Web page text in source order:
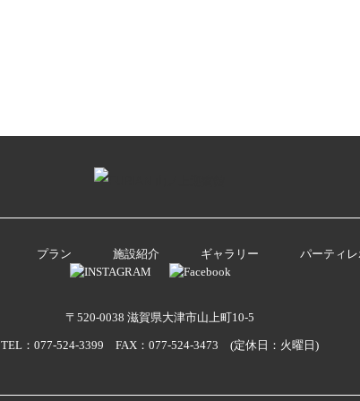
プラン 施設紹介 ギャラリー パーティレ
〒520-0038 滋賀県大津市山上町10-5
TEL：077-524-3399 FAX：077-524-3473 (定休日：火曜日)